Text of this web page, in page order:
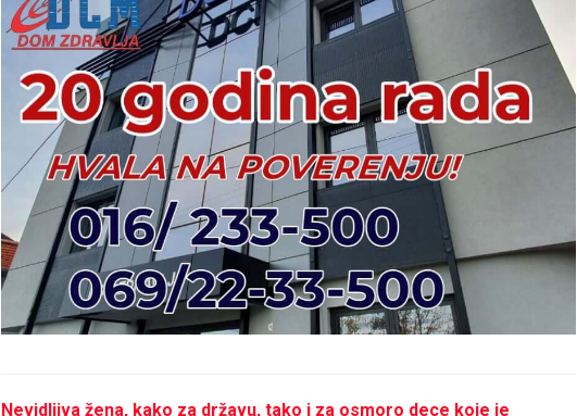
Nevidljiva žena, kako za državu, tako i za osmoro dece koje je